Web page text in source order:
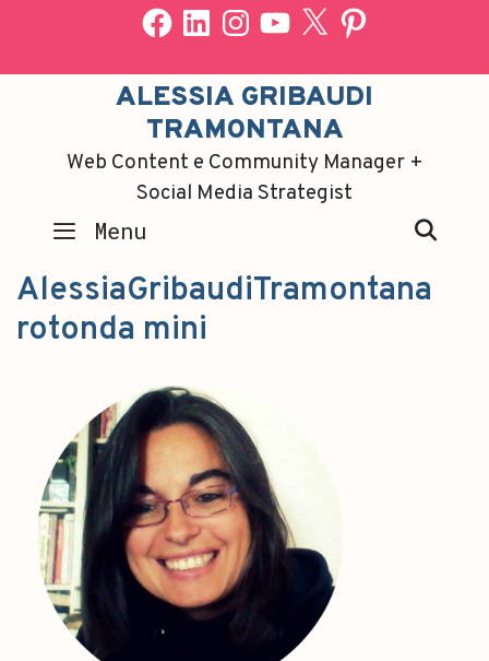
ALESSIA GRIBAUDI
TRAMONTANA
Web Content e Community Manager +
Social Media Strategist
Menu
AlessiaGribaudiTramontana
rotonda mini